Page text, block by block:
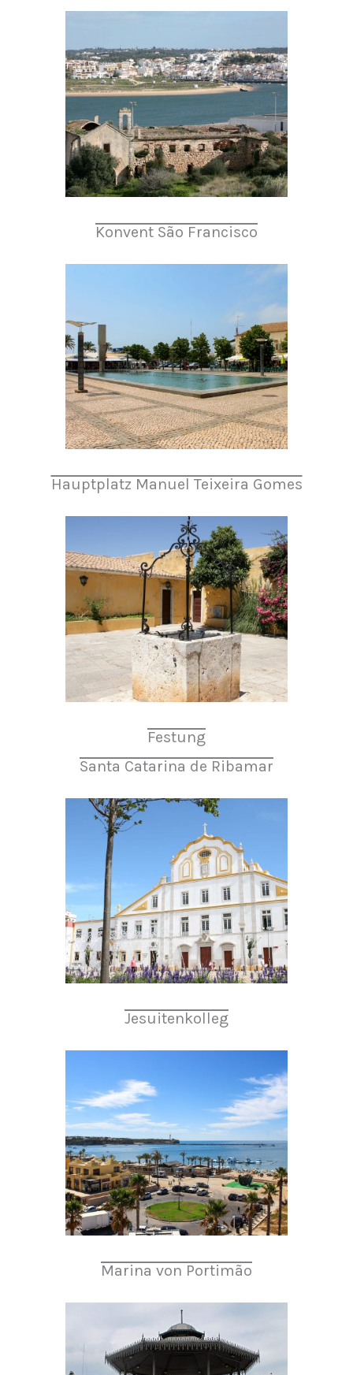
Konvent São Francisco
Hauptplatz Manuel Teixeira Gomes
Festung
Santa Catarina de Ribamar
Jesuitenkolleg
Marina von Portimão